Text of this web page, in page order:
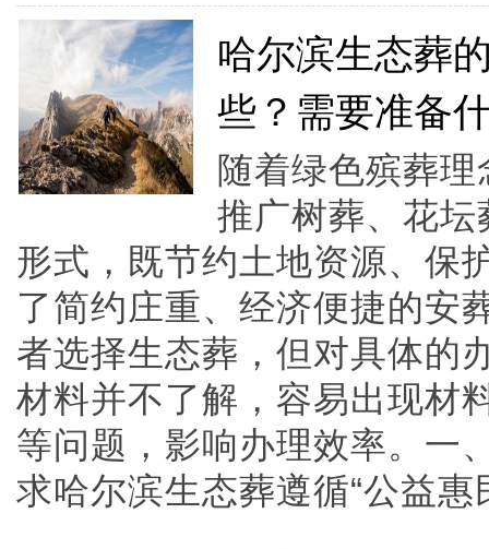
哈尔滨生态葬
些？需要准备
随着绿色殡葬
推广树葬、花
形式，既节约土地资源、保
了简约庄重、经济便捷的安
者选择生态葬，但对具体的
材料并不了解，容易出现材
等问题，影响办理效率。一
求哈尔滨生态葬遵循“公益